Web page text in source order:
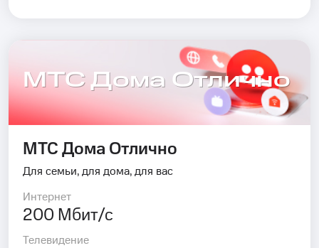
МТС Дома Отлично
МТС Дома Отлично
Для семьи, для дома, для вас
Интернет
200 Мбит/с
Телевидение